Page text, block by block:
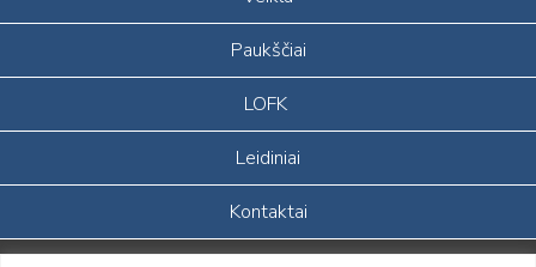
Paukščiai
LOFK
Leidiniai
Kontaktai